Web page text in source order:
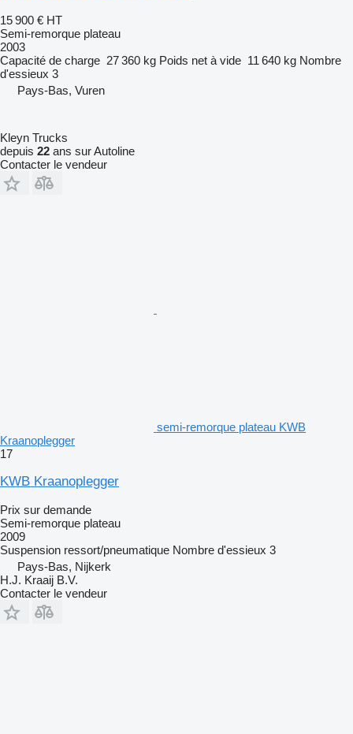
15 900 € HT
Semi-remorque plateau
2003
Capacité de charge 27 360 kg Poids net à vide 11 640 kg Nombre
d'essieux 3
Pays-Bas, Vuren
Kleyn Trucks
depuis 22 ans sur Autoline
Contacter le vendeur
semi-remorque plateau KWB
Kraanoplegger
17
KWB Kraanoplegger
Prix sur demande
Semi-remorque plateau
2009
Suspension ressort/pneumatique Nombre d'essieux 3
Pays-Bas, Nijkerk
H.J. Kraaij B.V.
Contacter le vendeur